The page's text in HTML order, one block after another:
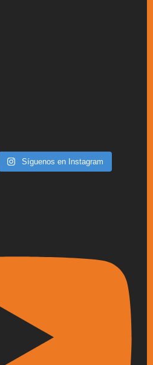
Síguenos en Instagram